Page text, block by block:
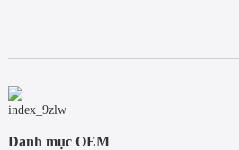
Danh mục OEM